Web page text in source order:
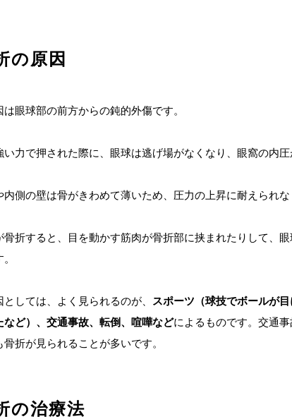
の原因
眼球部の前方からの鈍的外傷です。
力で押された際に、眼球は逃げ場がなくなり、眼窩の内圧
側の壁は骨がきわめて薄いため、圧力の上昇に耐えられな
骨折すると、目を動かす筋肉が骨折部に挟まれたりして、
しては、よく見られるのが、
スポーツ（球技でボールが
など）、交通事故、転倒、喧嘩などによるものです。交通事
折が見られることが多いです。
の治療法